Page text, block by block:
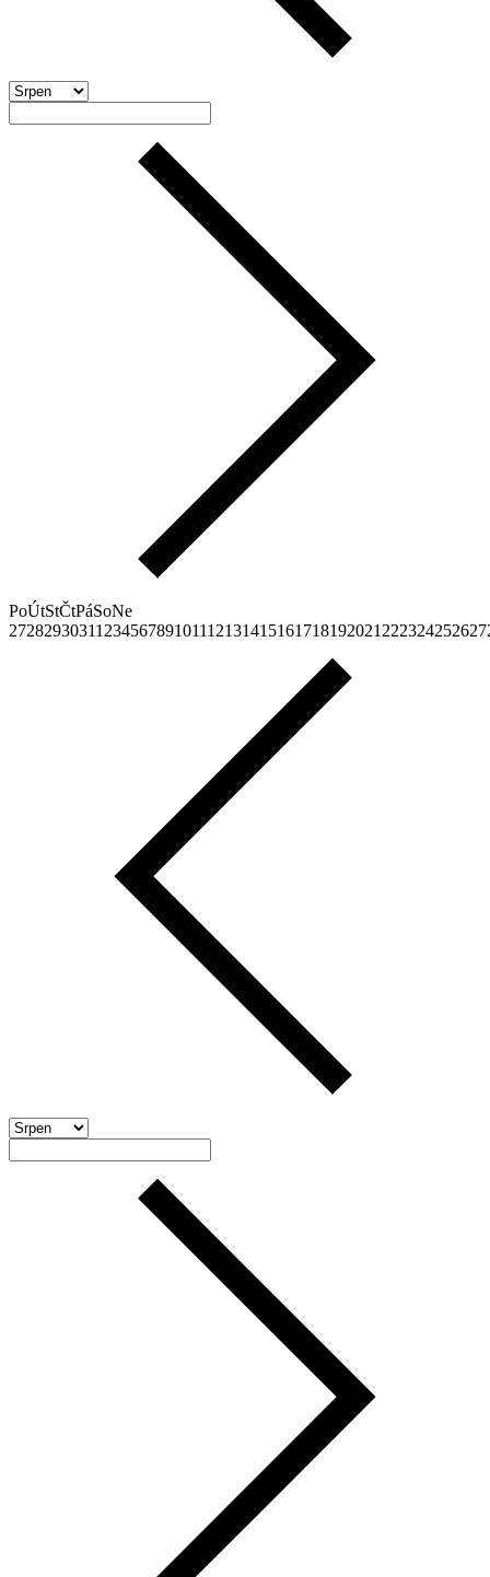
PoÚtStČtPáSoNe
27282930311 23456789101112131415161718192021 222324252627